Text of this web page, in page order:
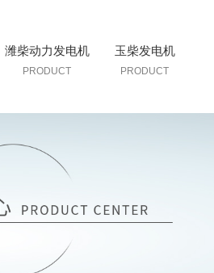
潍柴动力发电机
PRODUCT
玉柴发电机
PRODUCT